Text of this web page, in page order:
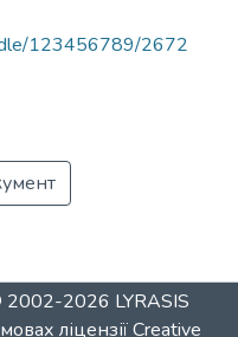
123456789/2672
2002-2026 LYRASIS
ліцензіїCreative